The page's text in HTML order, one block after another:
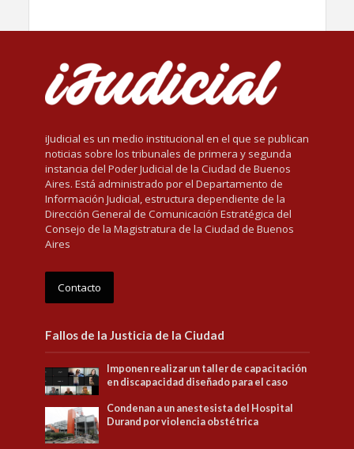
iJudicial es un medio institucional en el que se publican
noticias sobre los tribunales de primera y segunda
instancia del Poder Judicial de la Ciudad de Buenos
Aires. Está administrado por el Departamento de
Información Judicial, estructura dependiente de la
Dirección General de Comunicación Estratégica del
Consejo de la Magistratura de la Ciudad de Buenos
Aires
Contacto
Fallos de la Justicia de la Ciudad
Imponen realizar un taller de capacitación
en discapacidad diseñado para el caso
Condenan a un anestesista del Hospital
Durand por violencia obstétrica